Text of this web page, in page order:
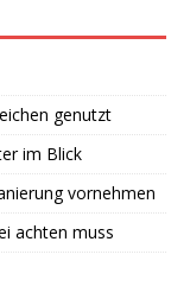
genutzt
im Blick
vornehmen
achten muss